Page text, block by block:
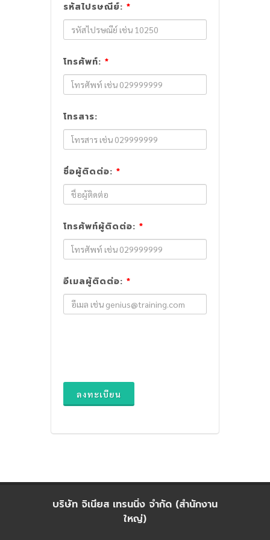
รหัสไปรษณีย์: *
โทรศัพท์: *
โทรสาร:
ชื่อผู้ติดต่อ: *
โทรศัพท์ผู้ติดต่อ: *
อีเมลผู้ติดต่อ: *
ลงทะเบียน
บริษัท จิเนียส เทรนนิ่ง จำกัด (สำนักงาน
ใหญ่)